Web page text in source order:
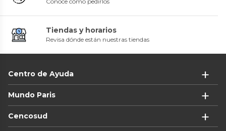
Tiendas y horarios
Revisa dónde están nuestras tiendas
Centro de Ayuda
Mundo Paris
Cencosud